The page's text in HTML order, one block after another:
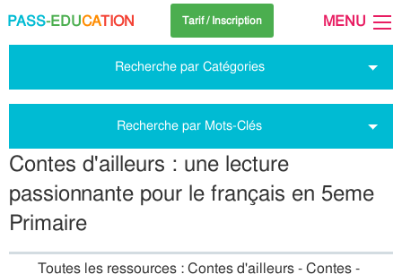
PASS-EDUCATION Tarif / Inscription MENU
Recherche par Catégories
Recherche par Mots-Clés
Contes d'ailleurs : une lecture
passionnante pour le français en 5eme
Primaire
Toutes les ressources : Contes d'ailleurs - Contes -